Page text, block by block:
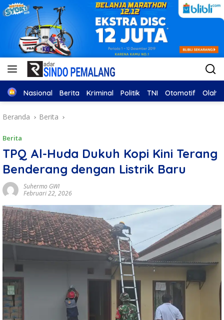
Home
Nasional Berita Kriminal Politik TNI Otomotif
Beranda Berita
Berita
TPQ Al-Huda Dukuh Kopi Kini Terang
Benderang dengan Listrik Baru
Suhermo GWI
Februari 22, 2026